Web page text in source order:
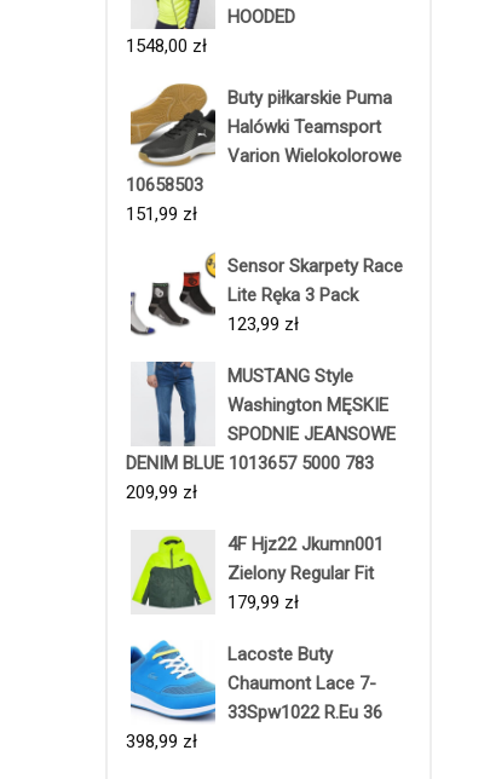
HOODED
1548,00 zł
Buty piłkarskie Puma
Halówki Teamsport
Varion Wielokolorowe
10658503
151,99 zł
Sensor Skarpety Race
Lite Ręka 3 Pack
123,99 zł
MUSTANG Style
Washington MĘSKIE
SPODNIE JEANSOWE
DENIM BLUE 1013657 5000 783
209,99 zł
4F Hjz22 Jkumn001
Zielony Regular Fit
179,99 zł
Lacoste Buty
Chaumont Lace 7-
33Spw1022 R.Eu 36
398,99 zł